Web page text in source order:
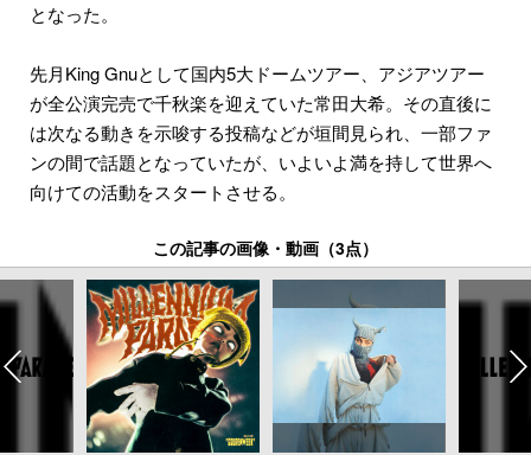
となった。
先月King Gnuとして国内5大ドームツアー、アジアツアー
が全公演完売で千秋楽を迎えていた常田大希。その直後に
は次なる動きを示唆する投稿などが垣間見られ、一部ファ
ンの間で話題となっていたが、いよいよ満を持して世界へ
向けての活動をスタートさせる。
この記事の画像・動画（3点）